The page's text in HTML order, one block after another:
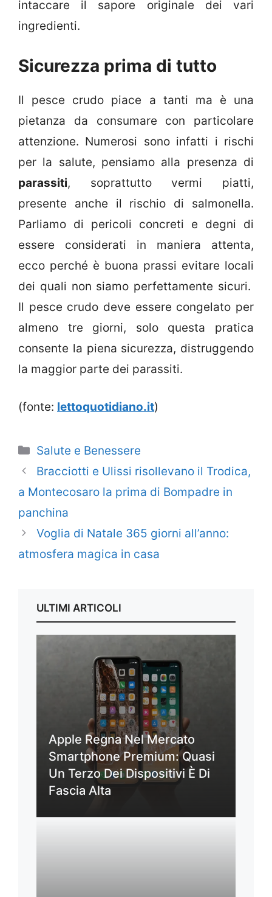
intaccare il sapore originale dei vari
ingredienti.
Sicurezza prima di tutto
Il pesce crudo piace a tanti ma è una
pietanza da consumare con particolare
attenzione. Numerosi sono infatti i rischi
per la salute, pensiamo alla presenza di
parassiti, soprattutto vermi piatti,
presente anche il rischio di salmonella.
Parliamo di pericoli concreti e degni di
essere considerati in maniera attenta,
ecco perché è buona prassi evitare locali
dei quali non siamo perfettamente sicuri.
Il pesce crudo deve essere congelato per
almeno tre giorni, solo questa pratica
consente la piena sicurezza, distruggendo
la maggior parte dei parassiti.
(fonte: lettoquotidiano.it)
Categorie
Salute e Benessere
Bracciotti e Ulissi risollevano il Trodica,
a Montecosaro la prima di Bompadre in
panchina
Voglia di Natale 365 giorni all’anno:
atmosfera magica in casa
ULTIMI ARTICOLI
Apple Regna Nel Mercato
Smartphone Premium: Quasi
Un Terzo Dei Dispositivi È Di
Fascia Alta